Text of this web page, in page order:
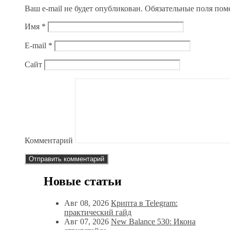
Ваш e-mail не будет опубликован. Обязательные поля
Имя *
E-mail *
Сайт
Комментарий
Новые статьи
Авг 08, 2026 Крипта в Telegram:
практический гайд
Авг 07, 2026 New Balance 530: Икона